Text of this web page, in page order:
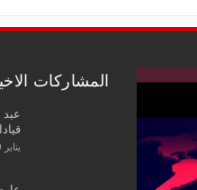
المشاركات
عبد
يناير 9, 2024